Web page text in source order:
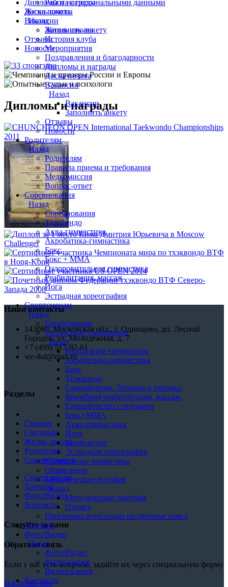
Работа с персональными данными
Жизнь школы
Назад
Жизнь школы
История клуба
Мероприятия
Поздравления и благодарности
Дипломы и награды
Доска почета
Вакансии
Назад
Вакансии
Заполнить анкету
Отзывы
Новости
Родителям
Назад
Родителям
Правила приема и требования
Медкомиссия
Вопрос-ответ
Соревнования
Назад
Соревнования
Тхэквондо
Аква-гимнастика
Акробатика-гимнастика
Бокс
Бокс + MMA
Оздоровительная гимнастика
Реабилитация, массаж
Йога
Эстрадная хореография
Спортсменам
Назад
Спортсменам
Расписание тренировок
Назад
Расписание тренировок
Акробатика-гимнастика
Бокс
Тхэквондо
Самооборона. Техника и тактика.
Врачебная реабилитация, массаж
Единоборство с оружием
Бокс+MMA
Аква-гимнастика
Йога
Кикбоксинг
Эстрадная хореография
Спортивные нормативы
Объявления
Методические пособия
Назад
Методические пособия
Пхумсе
Программа аттестации на цветные пояса
Тренеры
Фото/Видео
Назад
Фото/Видео
Фотогалерея
Видеогалерея
Контакты
Дипломы и награды
Доска почета
Вакансии
Заполнить анкету
Отзывы
Новости
Дипломы и награды
Наши контакты
143080, Московская обл., г. Одинцово, дп. Лесной
Городок, ул. Молодежная, д. 7
+7 (499) 517-92-61
we-tkd@mail.ru
Разделы
Главная
Сведения
Жизнь школы
Родителям
Соревнования
Спортсменам
Тренеры
Фото/Видео
Контакты
Следуйте за нами
Обратная связь
Если у вас есть вопросы, задайте их через специальную форму
Написать нам